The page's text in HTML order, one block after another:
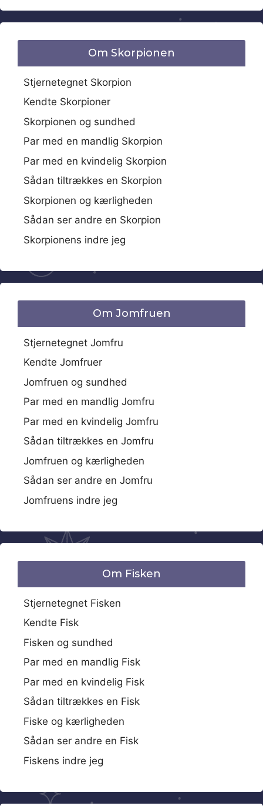
Om Skorpionen
Stjernetegnet Skorpion
Kendte Skorpioner
Skorpionen og sundhed
Par med en mandlig Skorpion
Par med en kvindelig Skorpion
Sådan tiltrækkes en Skorpion
Skorpionen og kærligheden
Sådan ser andre en Skorpion
Skorpionens indre jeg
Om Jomfruen
Stjernetegnet Jomfru
Kendte Jomfruer
Jomfruen og sundhed
Par med en mandlig Jomfru
Par med en kvindelig Jomfru
Sådan tiltrækkes en Jomfru
Jomfruen og kærligheden
Sådan ser andre en Jomfru
Jomfruens indre jeg
Om Fisken
Stjernetegnet Fisken
Kendte Fisk
Fisken og sundhed
Par med en mandlig Fisk
Par med en kvindelig Fisk
Sådan tiltrækkes en Fisk
Fiske og kærligheden
Sådan ser andre en Fisk
Fiskens indre jeg